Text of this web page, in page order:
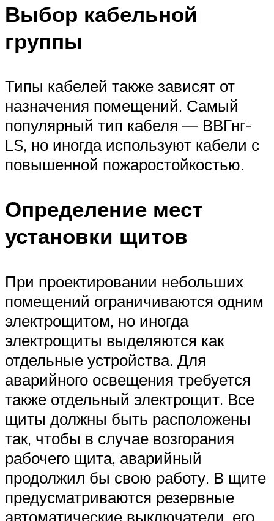
Выбор кабельной
группы
Типы кабелей также зависят от
назначения помещений. Самый
популярный тип кабеля — ВВГнг-
LS, но иногда используют кабели с
повышенной пожаростойкостью.
Определение мест
установки щитов
При проектировании небольших
помещений ограничиваются одним
электрощитом, но иногда
электрощиты выделяются как
отдельные устройства. Для
аварийного освещения требуется
также отдельный электрощит. Все
щиты должны быть расположены
так, чтобы в случае возгорания
рабочего щита, аварийный
продолжил бы свою работу. В щите
предусматриваются резервные
автоматические выключатели, его